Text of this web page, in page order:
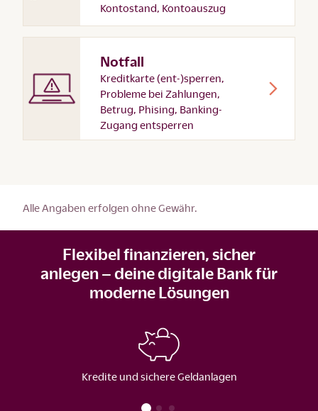
Kontostand, Kontoauszug
Notfall
Kreditkarte (ent-)sperren,
Probleme bei Zahlungen,
Betrug, Phising, Banking-
Zugang entsperren
Alle Angaben erfolgen ohne Gewähr.
Flexibel finanzieren, sicher
anlegen – deine digitale Bank für
moderne Lösungen
Kredite und sichere Geldanlagen